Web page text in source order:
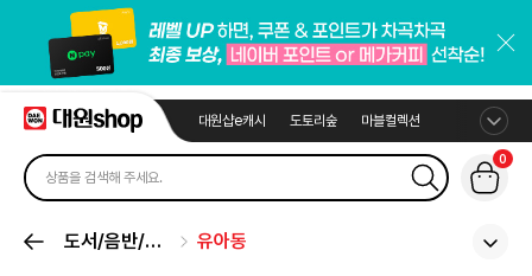
대원샵e캐시 도토리숲 마블컬렉션
0
도서/음반/취
유아동